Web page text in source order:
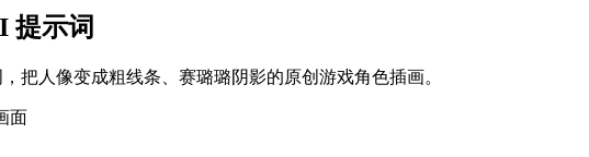
提示词
把人像变成粗线条、赛璐璐阴影的原创游戏角色插画。
面